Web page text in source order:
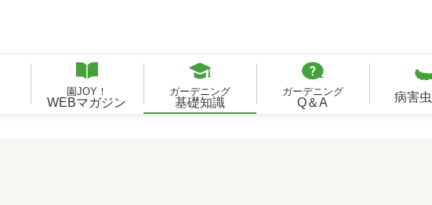
園JOY！
WEBマガジン
ガーデニング
基礎知識
ガーデニング
Q＆A 病害